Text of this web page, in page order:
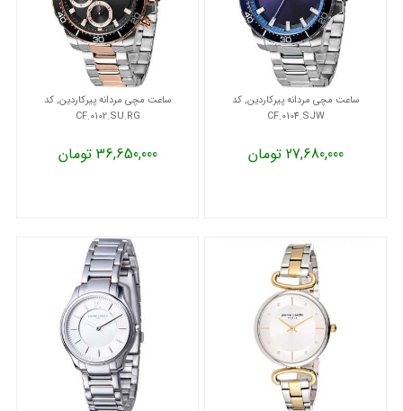
ساعت مچی مردانه پیرکاردین, کد
CF.0104.SJW
27,680,000 تومان
ساعت مچی مردانه پیرکاردین, کد
CF.0102.SU.RG
36,650,000 تومان